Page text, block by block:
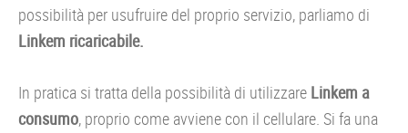
possibilità per usufruire del proprio servizio, parliamo di
Linkem ricaricabile.
In pratica si tratta della possibilità di utilizzare Linkem a
consumo, proprio come avviene con il cellulare. Si fa una